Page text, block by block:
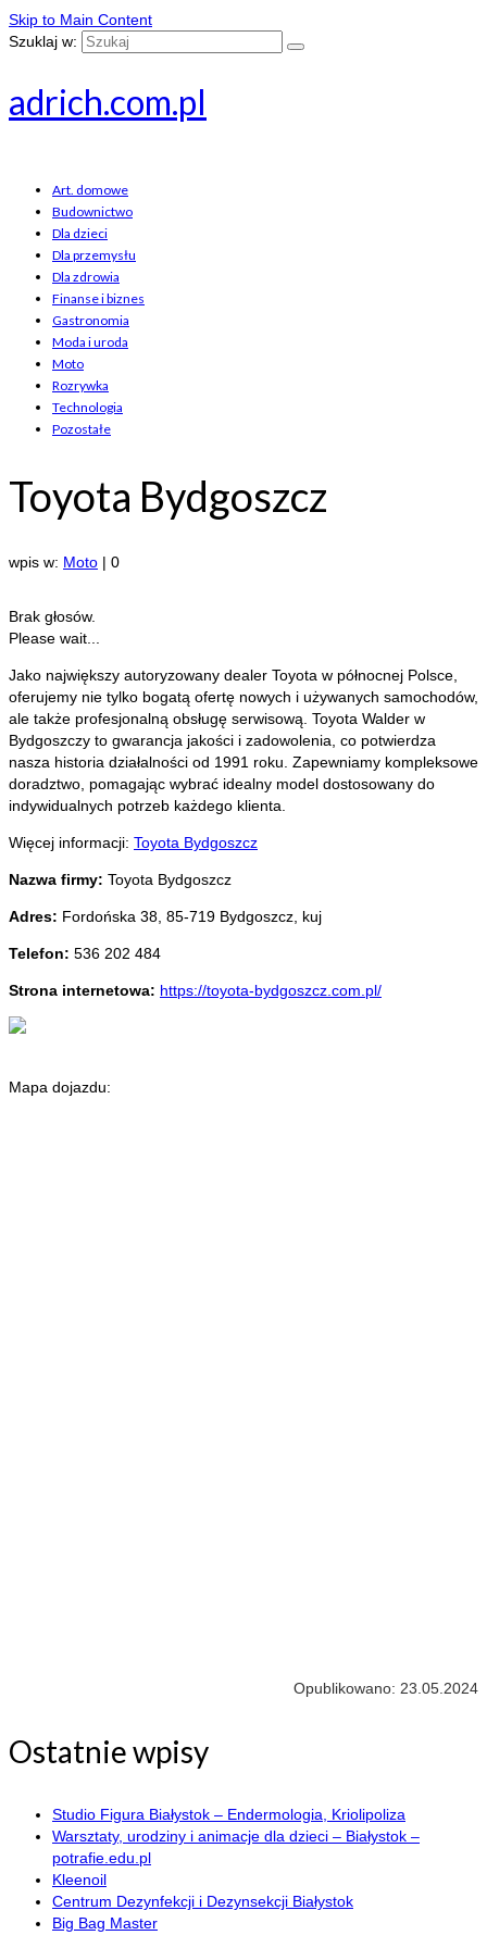
Skip to Main Content
Szuklaj w:
adrich.com.pl
Art. domowe
Budownictwo
Dla dzieci
Dla przemysłu
Dla zdrowia
Finanse i biznes
Gastronomia
Moda i uroda
Moto
Rozrywka
Technologia
Pozostałe
Toyota Bydgoszcz
wpis w: Moto | 0
Brak głosów.
Please wait...
Jako największy autoryzowany dealer Toyota w północnej Polsce,
oferujemy nie tylko bogatą ofertę nowych i używanych samochodów,
ale także profesjonalną obsługę serwisową. Toyota Walder w
Bydgoszczy to gwarancja jakości i zadowolenia, co potwierdza
nasza historia działalności od 1991 roku. Zapewniamy kompleksowe
doradztwo, pomagając wybrać idealny model dostosowany do
indywidualnych potrzeb każdego klienta.
Więcej informacji: Toyota Bydgoszcz
Nazwa firmy: Toyota Bydgoszcz
Adres: Fordońska 38 85-719 Bydgoszcz kuj
Telefon: 536 202 484
Strona internetowa: https://toyota-bydgoszcz.com.pl/
Mapa dojazdu:
Opublikowano: 23.05.2024
Ostatnie wpisy
Studio Figura Białystok – Endermologia, Kriolipoliza
Warsztaty, urodziny i animacje dla dzieci – Białystok –
potrafie.edu.pl
Kleenoil
Centrum Dezynfekcji i Dezynsekcji Białystok
Big Bag Master